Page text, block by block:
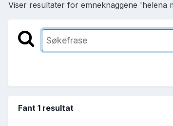
Viser resultater for emneknaggene 'helena
Fant 1 resultat